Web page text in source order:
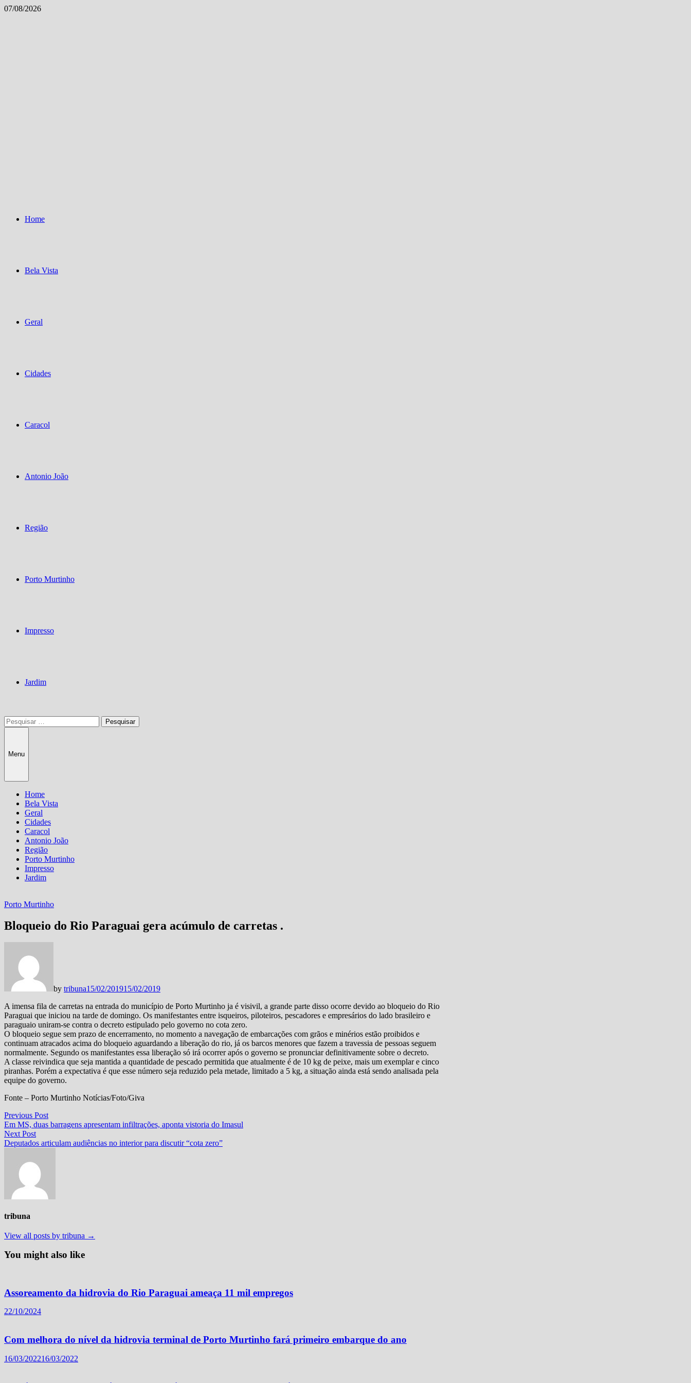
Skip
07/08/2026
Home
Bela Vista
Geral
Cidades
Caracol
Antonio João
Região
Porto Murtinho
Impresso
Jardim
Pesquisar
por:
Menu
Home
Bela Vista
Geral
Cidades
Caracol
Antonio João
Região
Porto Murtinho
Impresso
Jardim
Porto Murtinho
Bloqueio do Rio Paraguai gera acúmulo de carretas .
by tribuna15/02/201915/02/2019
A imensa fila de carretas na entrada do município de Porto Murtinho ja é visivil, a grande parte disso ocorre devido ao bloqueio do Rio
Paraguai que iniciou na tarde de domingo. Os manifestantes entre isqueiros, piloteiros, pescadores e empresários do lado brasileiro e
paraguaio uniram-se contra o decreto estipulado pelo governo no cota zero.
O bloqueio segue sem prazo de encerramento, no momento a navegação de embarcações com grãos e minérios estão proibidos e
continuam atracados acima do bloqueio aguardando a liberação do rio, já os barcos menores que fazem a travessia de pessoas seguem
normalmente. Segundo os manifestantes essa liberação só irá ocorrer após o governo se pronunciar definitivamente sobre o decreto.
A classe reivindica que seja mantida a quantidade de pescado permitida que atualmente é de 10 kg de peixe, mais um exemplar e cinco
piranhas. Porém a expectativa é que esse número seja reduzido pela metade, limitado a 5 kg, a situação ainda está sendo analisada pela
equipe do governo.
Fonte – Porto Murtinho Notícias/Foto/Giva
Navegação
de
Post
Previous PostPrevious
post:
Em MS, duas barragens apresentam infiltrações, aponta vistoria do Imasul
Next PostNext
post:
Deputados articulam audiências no interior para discutir “cota zero”
tribuna
View all posts by tribuna →
You might also like
Assoreamento da hidrovia do Rio Paraguai ameaça 11 mil empregos
22/10/2024
Com melhora do nível da hidrovia terminal de Porto Murtinho fará primeiro embarque do ano
16/03/202216/03/2022